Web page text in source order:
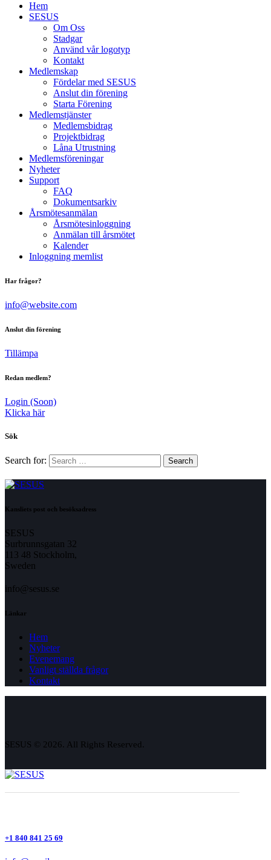
Hem
SESUS
Om Oss
Stadgar
Använd vår logotyp
Kontakt
Medlemskap
Fördelar med SESUS
Anslut din förening
Starta Förening
Medlemstjänster
Medlemsbidrag
Projektbidrag
Låna Utrustning
Medlemsföreningar
Nyheter
Support
FAQ
Dokumentsarkiv
Årsmötesanmälan
Årsmötesinloggning
Anmälan till årsmötet
Kalender
Inloggning memlist
Har frågor?
info@website.com
Anslut din förening
Tillämpa
Redan medlem?
Login (Soon)
Klicka här
Sök
Search for:
Kansliets post och besöksadress
SESUS
Surbrunnsgatan 32
113 48 Stockholm,
Sweden
info@sesus.se
Länkar
Hem
Nyheter
Evenemang
Vanligt ställda frågor
Kontakt
SESUS © 2026. All Rights Reserved.
+1 840 841 25 69